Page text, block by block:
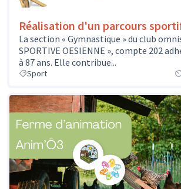
Réalisation d'un parcours
La section « Gymnastique » du club
SPORTIVE OESIENNE », compte 202
à 87 ans. Elle contribue...
Sport